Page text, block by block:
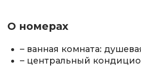
О номерах
– ванная комната:
– центральный